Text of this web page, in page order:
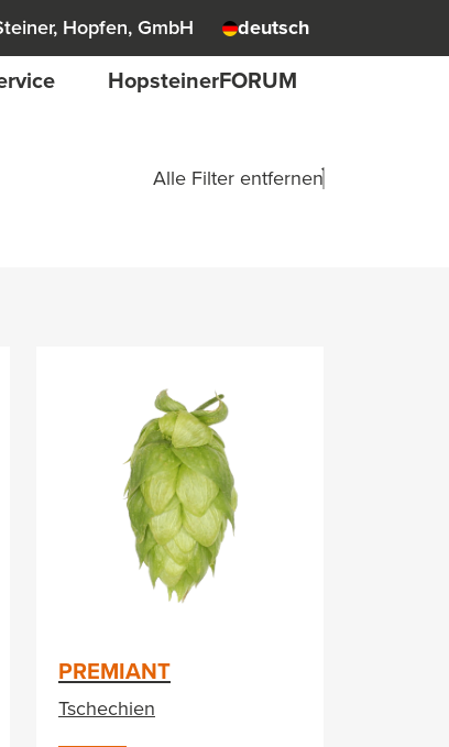
Hopfen, GmbH deutsch
HopsteinerFORUM
Alle Filter entfernen
PREMIANT
Tschechien